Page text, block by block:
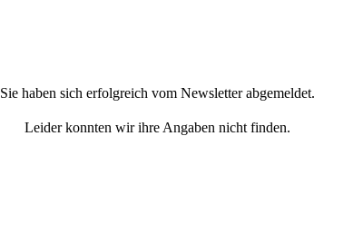
Sie haben sich erfolgreich vom Newsletter abgemeldet.
Leider konnten wir ihre Angaben nicht finden.